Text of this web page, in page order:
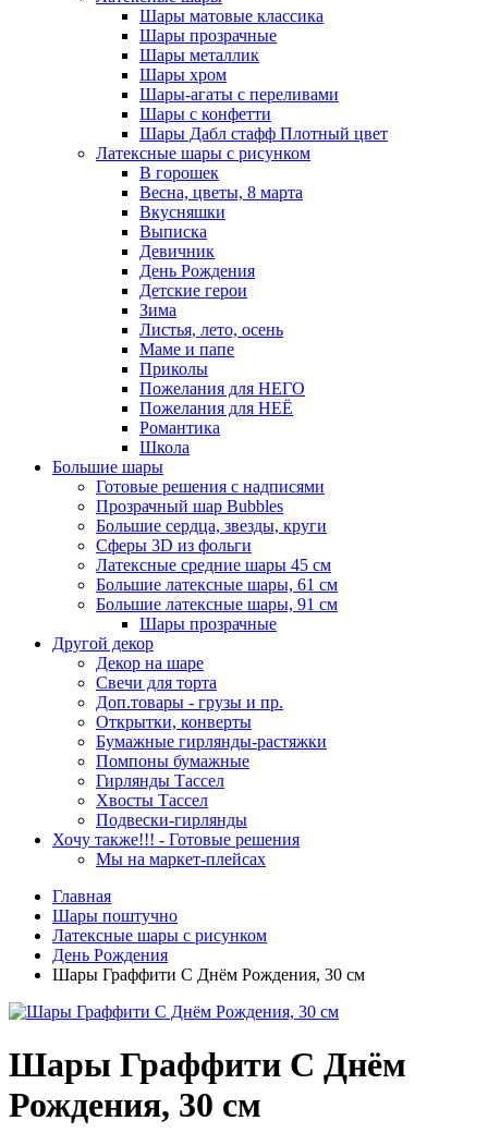
Шары матовые классика
Шары прозрачные
Шары металлик
Шары хром
Шары-агаты с переливами
Шары с конфетти
Шары Дабл стафф Плотный цвет
Латексные шары с рисунком
В горошек
Весна, цветы, 8 марта
Вкусняшки
Выписка
Девичник
День Рождения
Детские герои
Зима
Листья, лето, осень
Маме и папе
Приколы
Пожелания для НЕГО
Пожелания для НЕЁ
Романтика
Школа
Большие шары
Готовые решения с надписями
Прозрачный шар Bubbles
Большие сердца, звезды, круги
Сферы 3D из фольги
Латексные средние шары 45 см
Большие латексные шары, 61 см
Большие латексные шары, 91 см
Шары прозрачные
Другой декор
Декор на шаре
Свечи для торта
Доп.товары - грузы и пр.
Открытки, конверты
Бумажные гирлянды-растяжки
Помпоны бумажные
Гирлянды Тассел
Хвосты Тассел
Подвески-гирлянды
Хочу также!!! - Готовые решения
Мы на маркет-плейсах
Главная
Шары поштучно
Латексные шары с рисунком
День Рождения
Шары Граффити С Днём Рождения, 30 см
Шары Граффити С Днём
Рождения, 30 см